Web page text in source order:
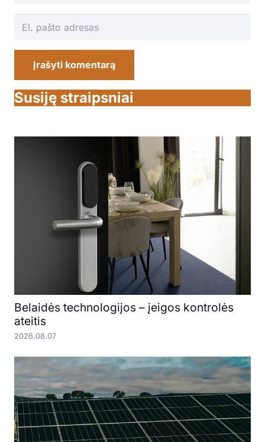
Įrašyti komentarą
Susiję straipsniai
Belaidės technologijos – įeigos kontrolės
ateitis
2026.08.07